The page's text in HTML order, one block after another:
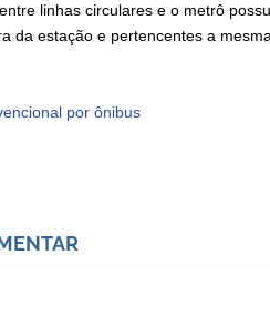
linhas circulares e o metrô
da estação e pertencentes a
por ônibus